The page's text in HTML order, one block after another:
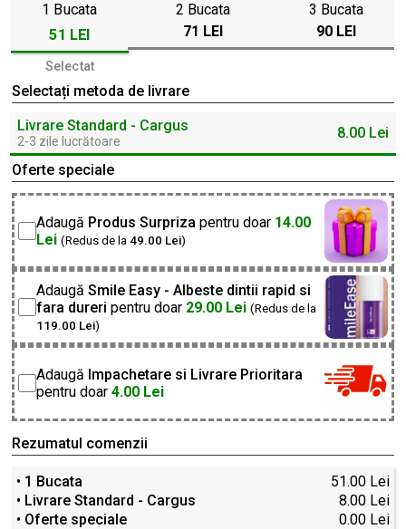
1 Bucata
51 LEI
Selectat
2 Bucata
71 LEI
3 Bucata
90 LEI
Selectați metoda de livrare
Livrare Standard - Cargus
2-3 zile lucrătoare 8.00 Lei
Oferte speciale
Adaugă Produs Surpriza pentru doar 14.00
Lei (Redus de la 49.00 Lei)
Adaugă Smile Easy - Albeste dintii rapid si
fara dureri pentru doar 29.00 Lei (Redus de la
119.00 Lei)
Adaugă Impachetare si Livrare Prioritara
pentru doar 4.00 Lei
Rezumatul comenzii
• 1 Bucata
51.00 Lei
• Livrare Standard - Cargus
8.00 Lei
• Oferte speciale
0.00 Lei